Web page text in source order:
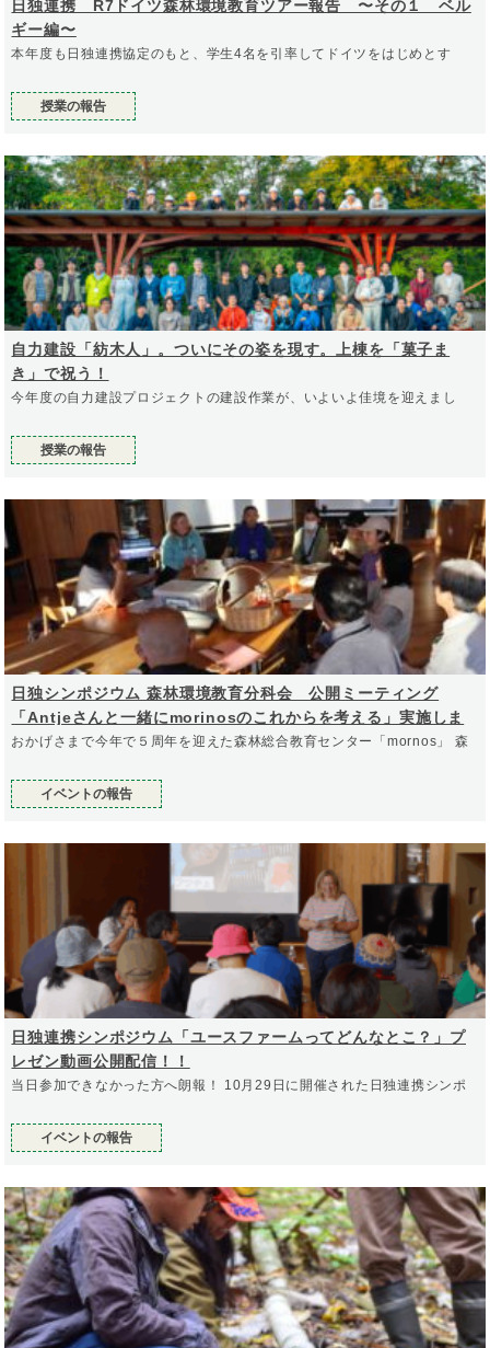
日独連携 R7ドイツ森林環境教育ツアー報告 〜その１ ベル
ギー編〜
本年度も日独連携協定のもと、学生4名を引率してドイツをはじめとす
授業の報告
自力建設「紡木人」。ついにその姿を現す。上棟を「菓子ま
き」で祝う！
今年度の自力建設プロジェクトの建設作業が、いよいよ佳境を迎えまし
授業の報告
日独シンポジウム 森林環境教育分科会 公開ミーティング
「Antjeさんと一緒にmorinosのこれからを考える」実施しま
した！
おかげさまで今年で５周年を迎えた森林総合教育センター「mornos」 森
イベントの報告
日独連携シンポジウム「ユースファームってどんなとこ？」プ
レゼン動画公開配信！！
当日参加できなかった方へ朗報！ 10月29日に開催された日独連携シンポ
イベントの報告